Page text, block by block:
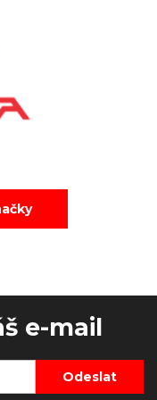
e-mail